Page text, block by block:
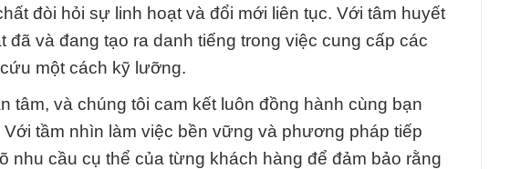
đòi hỏi sự linh hoạt và đổi mới liên tục. Với tâm huyết
và đang tạo ra danh tiếng trong việc cung cấp các
một cách kỹ lưỡng.
tâm, và chúng tôi cam kết luôn đồng hành cùng bạn
tầm nhìn làm việc bền vững và phương pháp tiếp
nhu cầu cụ thể của từng khách hàng để đảm bảo rằng